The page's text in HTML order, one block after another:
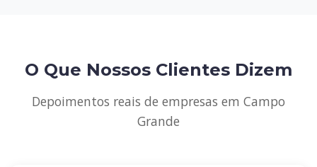
O Que Nossos Clientes Dizem
Depoimentos reais de empresas em Campo
Grande